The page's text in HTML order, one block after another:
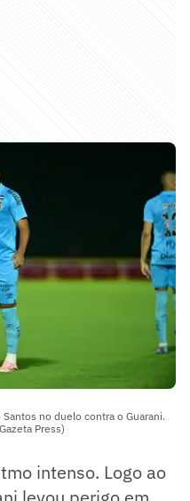
no duelo contra o Guarani.
Press)
intenso. Logo ao